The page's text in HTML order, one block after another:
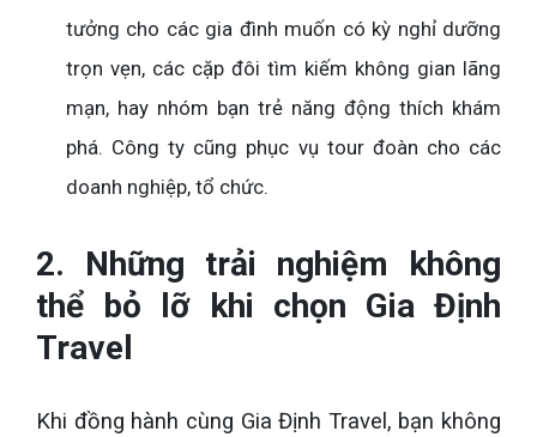
tưởng cho các gia đình muốn có kỳ nghỉ dưỡng
trọn vẹn, các cặp đôi tìm kiếm không gian lãng
mạn, hay nhóm bạn trẻ năng động thích khám
phá. Công ty cũng phục vụ tour đoàn cho các
doanh nghiệp, tổ chức.
2. Những trải nghiệm không
thể bỏ lỡ khi chọn Gia Định
Travel
Khi đồng hành cùng Gia Định Travel, bạn không